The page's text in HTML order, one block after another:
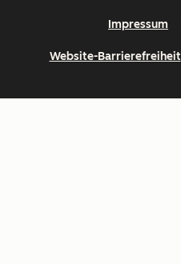
Impressum
Website-Barrierefreiheit